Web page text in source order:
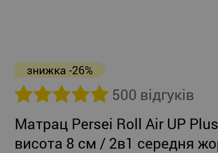
знижка -26%
500 відгуків
Матрац Persei Roll Air UP
висота 8 см / 2в1 середня